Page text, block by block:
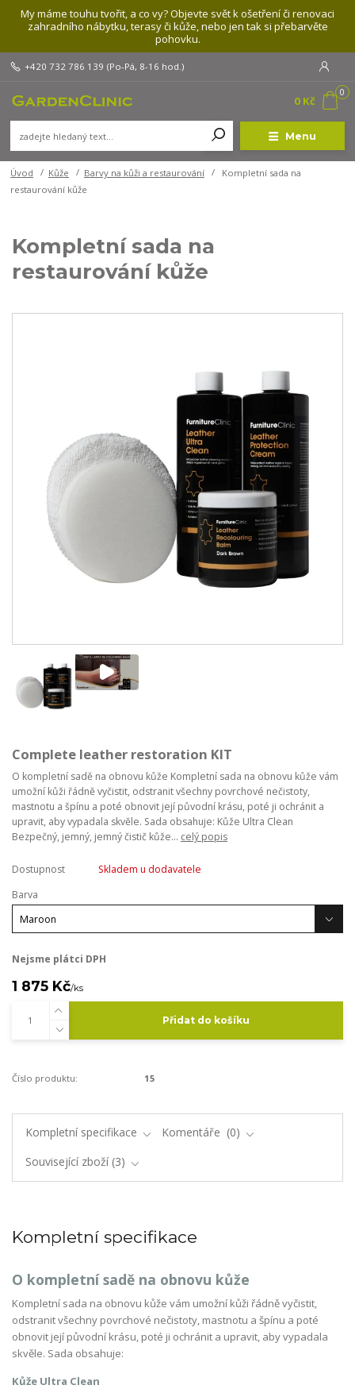
My máme touhu tvořit, a co vy? Objevte svět k ošetření či renovaci
zahradního nábytku, terasy či kůže, nebo jen tak si přebarvěte
pohovku.
Menu
+420 732 786 139 (Po-Pá, 8-16 hod.)
0
0 Kč
Úvod Kůže Barvy na kůži a restaurování
Kompletní sada na
restaurování kůže
Kompletní sada na
restaurování kůže
Complete leather restoration KIT
O kompletní sadě na obnovu kůže Kompletní sada na obnovu kůže vám
umožní kůži řádně vyčistit, odstranit všechny povrchové nečistoty,
mastnotu a špínu a poté obnovit její původní krásu, poté ji ochránit a
upravit, aby vypadala skvěle. Sada obsahuje: Kůže Ultra Clean
Bezpečný, jemný, jemný čistič kůže... celý popis
Dostupnost
Skladem u dodavatele
Barva
Nejsme plátci DPH
1 875 Kč/ks
Přidat do košíku
Číslo produktu: 15
Kompletní specifikace Komentáře
0
Související zboží 3
Kompletní specifikace
O kompletní sadě na obnovu kůže
Kompletní sada na obnovu kůže vám umožní kůži řádně vyčistit,
odstranit všechny povrchové nečistoty, mastnotu a špínu a poté
obnovit její původní krásu, poté ji ochránit a upravit, aby vypadala
skvěle. Sada obsahuje:
Kůže Ultra Clean